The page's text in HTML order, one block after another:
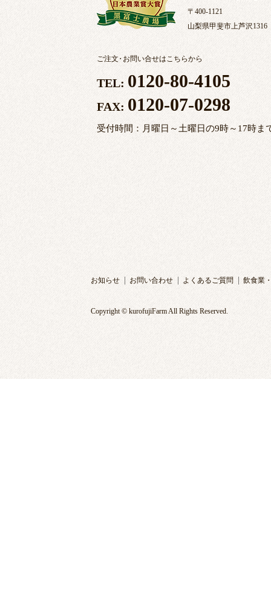
〒400-1121
山梨県甲斐市上芦沢1316
ご注文・お問い合せはこちらから
TEL: 0120-80-4105
FAX: 0120-07-0298
受付時間：月曜日～土曜日の9時～17時ま
お知らせ お問い合わせ よくあるご質問 飲食業
Copyright © kurofujiFarm All Rights Reserved.